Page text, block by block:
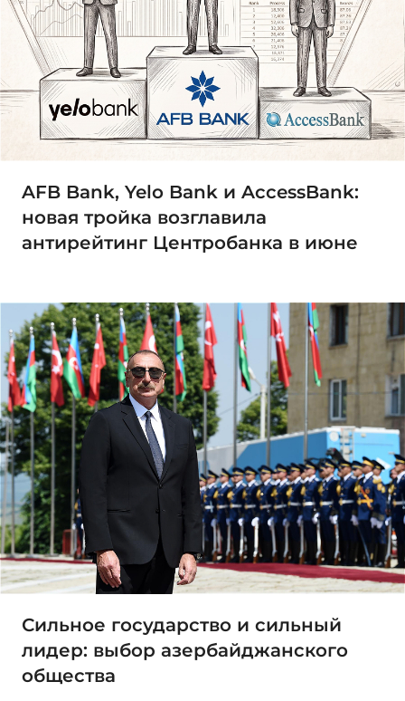
AFB Bank, Yelo Bank и AccessBank:
новая тройка возглавила
антирейтинг Центробанка в июне
Сильное государство и сильный
лидер: выбор азербайджанского
общества